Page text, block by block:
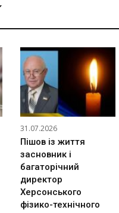
31.07.2026
Пішов із життя
засновник і
багаторічний
директор
Херсонського
фізико-технічного